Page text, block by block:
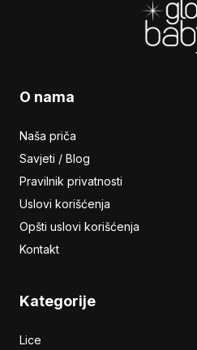
O nama
Naša priča
Savjeti / Blog
Pravilnik privatnosti
Uslovi korišćenja
Opšti uslovi korišćenja
Kontakt
Kategorije
Lice